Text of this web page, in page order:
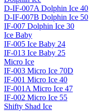
D-IF-007A Dolphin Ice 40
D-IF-007B Dolphin Ice 50
IF-007 Dolphin Ice 30
Ice Baby
IF-005 Ice Baby 24
IF-013 Ice Baby 25
Micro Ice
IF-003 Micro Ice 70D
IF-001 Micro Ice 40
IF-001A Micro Ice 47
IF-002 Micro Ice 55
Shifty Shad Ice